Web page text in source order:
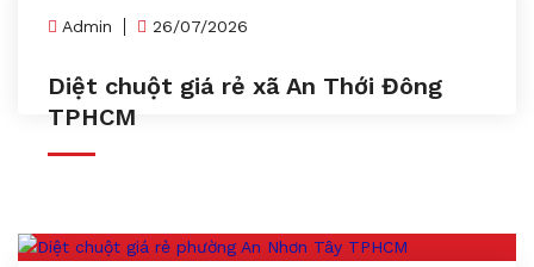
Admin 26/07/2026
Diệt chuột giá rẻ xã An Thới Đông
TPHCM